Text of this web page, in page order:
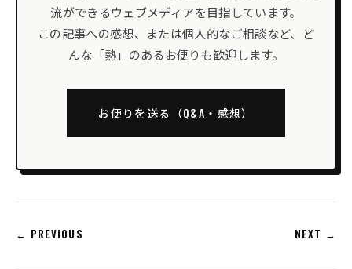
流ができるウェブメディアを目指しています。
この記事への感想、または個人的なご相談など、ど
んな「熱」のあるお便りも歓迎します。
お便りを送る（Q&A・感想）
← PREVIOUS NEXT →